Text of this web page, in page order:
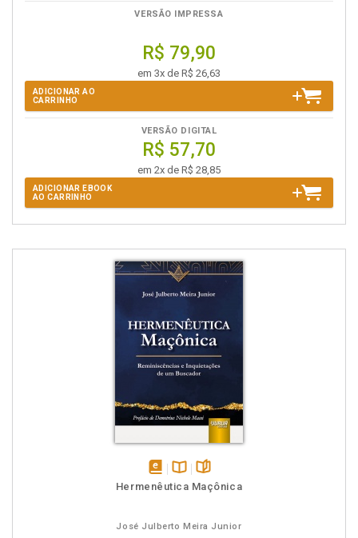
VERSÃO IMPRESSA
R$ 79,90
em 3x de R$ 26,63
ADICIONAR AO
CARRINHO
VERSÃO DIGITAL
R$ 57,70
em 2x de R$ 28,85
ADICIONAR EBOOK
AO CARRINHO
disponívelDisponível
páginas
Hermenêutica Maçônica
José Julberto Meira Junior